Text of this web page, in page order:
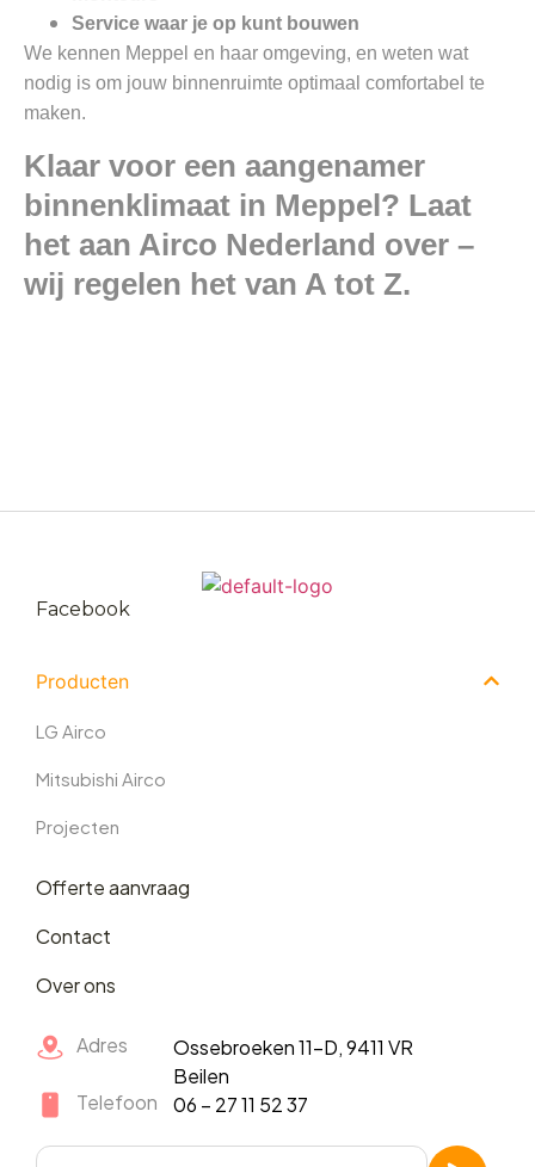
Service waar je op kunt bouwen
We kennen Meppel en haar omgeving, en weten wat
nodig is om jouw binnenruimte optimaal comfortabel te
maken.
Klaar voor een aangenamer
binnenklimaat in Meppel? Laat
het aan Airco Nederland over –
wij regelen het van A tot Z.
Facebook
Producten
LG Airco
Mitsubishi Airco
Projecten
Offerte aanvraag
Contact
Over ons
Adres
Ossebroeken 11-D, 9411 VR
Beilen
Telefoon
06 – 27 11 52 37